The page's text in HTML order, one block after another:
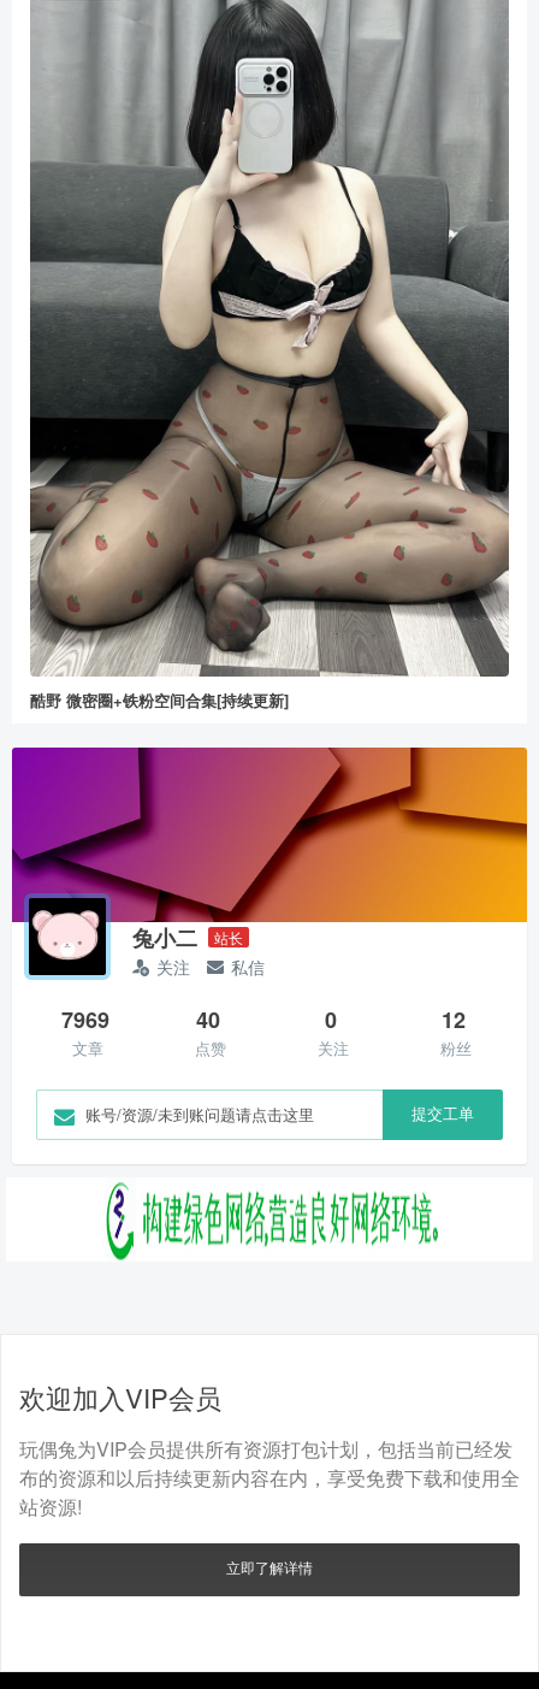
酷野 微密圈+铁粉空间合集[持续更新]
兔小二 站长
关注 私信
7969
文章
40
点赞
0
关注
12
粉丝
账号/资源/未到账问题请点击这里 提交工单
欢迎加入VIP会员
玩偶兔为VIP会员提供所有资源打包计划，包括当前已经发
布的资源和以后持续更新内容在内，享受免费下载和使用全
站资源!
立即了解详情